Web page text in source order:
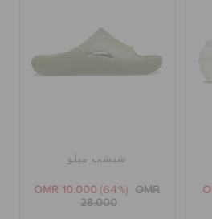
شبشب ميلو
OMR 10.000 (64%)
OMR
28.000